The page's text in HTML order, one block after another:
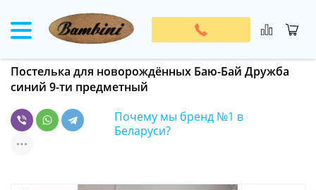
Постелька для новорождённых Баю-Бай Дружба
синий 9-ти предметный
Почему мы бренд №1 в
Беларуси?